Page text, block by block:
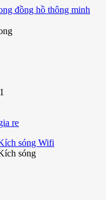
đồng hồ thông minh
sóng Wifi
sóng